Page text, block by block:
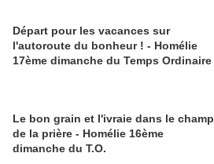
Départ pour les vacances sur
l'autoroute du bonheur ! - Homélie
17ème dimanche du Temps Ordinaire
Le bon grain et l'ivraie dans le champ
de la prière - Homélie 16ème
dimanche du T.O.